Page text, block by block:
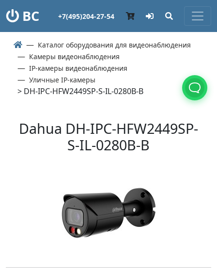
ВС +7(495)204-27-54
Каталог оборудования для видеонаблюдения
Камеры видеонаблюдения
IP-камеры видеонаблюдения
Уличные IP-камеры
> DH-IPC-HFW2449SP-S-IL-0280B-B
Dahua DH-IPC-HFW2449SP-
S-IL-0280B-B